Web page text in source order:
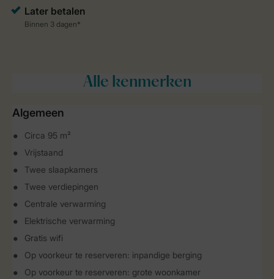
Alle kenmerken
Algemeen
Circa 95 m²
Vrijstaand
Twee slaapkamers
Twee verdiepingen
Centrale verwarming
Elektrische verwarming
Gratis wifi
Op voorkeur te reserveren: inpandige berging
Op voorkeur te reserveren: grote woonkamer